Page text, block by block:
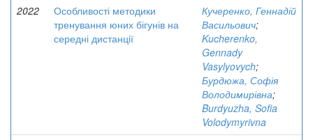
2022
Особливості методики
тренування юних бігунів на
середні дистанції
Кучеренко, Геннадій
Васильович;
Kucherenko,
Gennady
Vasylyovych;
Бурдюжа, Софія
Володимирівна;
Burdyuzha, Sofia
Volodymyrivna